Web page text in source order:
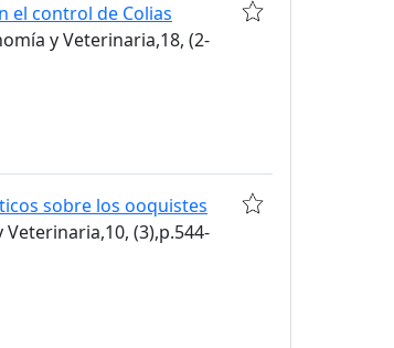
el control de Colias
y Veterinaria,18, (2-
sobre los ooquistes
(3),p.544-